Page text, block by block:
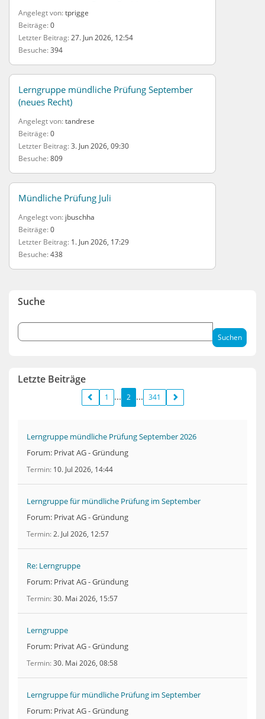
Angelegt von tprigge
Beiträge 0
Letzter Beitrag 27. Jun 2026, 12:54
Besuche 394
Lerngruppe mündliche Prüfung September
(neues Recht)
Angelegt von tandrese
Beiträge 0
Letzter Beitrag 3. Jun 2026, 09:30
Besuche 809
Mündliche Prüfung Juli
Angelegt von jbuschha
Beiträge 0
Letzter Beitrag 1. Jun 2026, 17:29
Besuche 438
Suche
Letzte Beiträge
1 2 341
Lerngruppe mündliche Prüfung September 2026
Forum: Privat AG - Gründung
Termin 10. Jul 2026, 14:44
Lerngruppe für mündliche Prüfung im September
Forum: Privat AG - Gründung
Termin 2. Jul 2026, 12:57
Re: Lerngruppe
Forum: Privat AG - Gründung
Termin 30. Mai 2026, 15:57
Lerngruppe
Forum: Privat AG - Gründung
Termin 30. Mai 2026, 08:58
Lerngruppe für mündliche Prüfung im September
Forum: Privat AG - Gründung